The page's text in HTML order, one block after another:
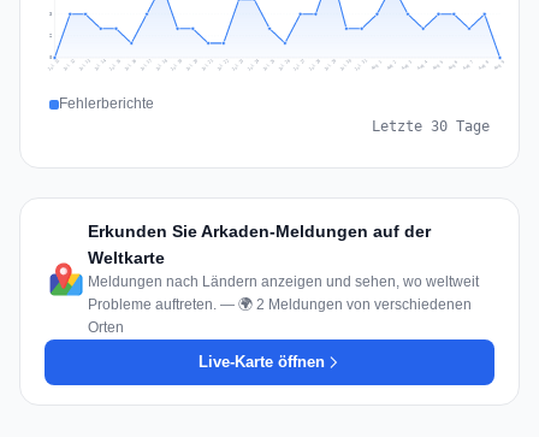
2
3
Jul 11 Jul 12 Jul 13 Jul 14 Jul 15 Jul 16 Jul 17 Jul 18 Jul 19 Jul 20 Jul 21 Jul 22 Jul 23 Jul 24 Jul 25 Jul 26 Jul 27 Jul 28 Jul 29 Jul 30 Jul 31 Aug 1 Aug 2 Aug 3 Aug 4 Aug 5 Aug 6 Aug 7 Aug 8 Aug 9
Fehlerberichte
Letzte 30 Tage
Erkunden Sie Arkaden-Meldungen auf der
Weltkarte
Meldungen nach Ländern anzeigen und sehen, wo weltweit
Probleme auftreten. — 🌍 2 Meldungen von verschiedenen
Orten
Live-Karte öffnen